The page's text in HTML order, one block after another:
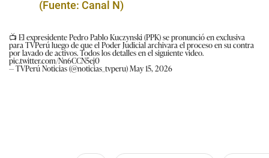
(Fuente: Canal N)
📺 El expresidente Pedro Pablo Kuczynski (PPK) se pronunció en exclusiva
para TVPerú luego de que el Poder Judicial archivara el proceso en su contra
por lavado de activos. Todos los detalles en el siguiente video.
pic.twitter.com/Nn6CCN5ej0
— TVPerú Noticias (@noticias_tvperu)May 15, 2026